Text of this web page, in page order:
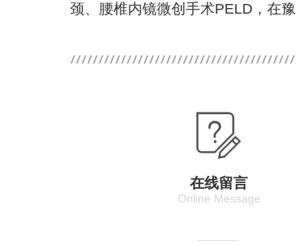
颈、腰椎内镜微创手术PELD ，在
在线留言
Online Message